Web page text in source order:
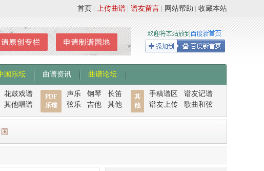
收藏本站
网站帮助
谱友留言
上传曲谱
首页
国乐坛 曲谱资讯 曲谱论坛
花鼓戏谱
其他唱谱
PDF
乐谱
声乐 钢琴
长笛
弦乐
吉他 其他
其
他
手稿谱区
谱友记谱
谱友上传
歌曲和弦